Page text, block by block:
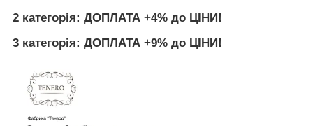
2 категорія: ДОПЛАТА +4% до ЦІНИ!
3 категорія: ДОПЛАТА +9% до ЦІНИ!